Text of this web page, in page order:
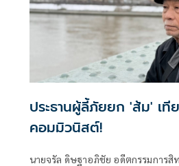
ประธานผู้ลี้ภัยยก 'ส้ม' เที
คอมมิวนิสต์!
นายจรัล ดิษฐาอภิชัย อดีตกรรมการ